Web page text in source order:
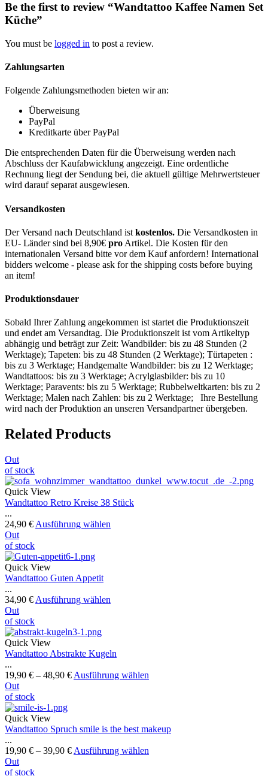
Be the first to review “Wandtattoo Kaffee Namen Set
Küche”
You must be logged in to post a review.
Zahlungsarten
Folgende Zahlungsmethoden bieten wir an:
Überweisung
PayPal
Kreditkarte über PayPal
Die entsprechenden Daten für die Überweisung werden nach
Abschluss der Kaufabwicklung angezeigt. Eine ordentliche
Rechnung liegt der Sendung bei, die aktuell gültige Mehrwertsteuer
wird darauf separat ausgewiesen.
Versandkosten
Der Versand nach Deutschland ist kostenlos. Die Versandkosten in
EU- Länder sind bei 8,90€ pro Artikel. Die Kosten für den
internationalen Versand bitte vor dem Kauf anfordern! International
bidders welcome - please ask for the shipping costs before buying
an item!
Produktionsdauer
Sobald Ihrer Zahlung angekommen ist startet die Produktionszeit
und endet am Versandtag. Die Produktionszeit ist vom Artikeltyp
abhängig und beträgt zur Zeit: Wandbilder: bis zu 48 Stunden (2
Werktage); Tapeten: bis zu 48 Stunden (2 Werktage); Türtapeten :
bis zu 3 Werktage; Handgemalte Wandbilder: bis zu 12 Werktage;
Wandtattoos: bis zu 3 Werktage; Acrylglasbilder: bis zu 10
Werktage; Paravents: bis zu 5 Werktage; Rubbelweltkarten: bis zu 2
Werktage; Malen nach Zahlen: bis zu 2 Werktage; Ihre Bestellung
wird nach der Produktion an unseren Versandpartner übergeben.
Related Products
Out
of stock
Quick View
Wandtattoo Retro Kreise 38 Stück
...
24,90 € Ausführung wählen
Out
of stock
Quick View
Wandtattoo Guten Appetit
...
34,90 € Ausführung wählen
Out
of stock
Quick View
Wandtattoo Abstrakte Kugeln
...
19,90 € – 48,90 € Ausführung wählen
Out
of stock
Quick View
Wandtattoo Spruch smile is the best makeup
...
19,90 € – 39,90 € Ausführung wählen
Out
of stock